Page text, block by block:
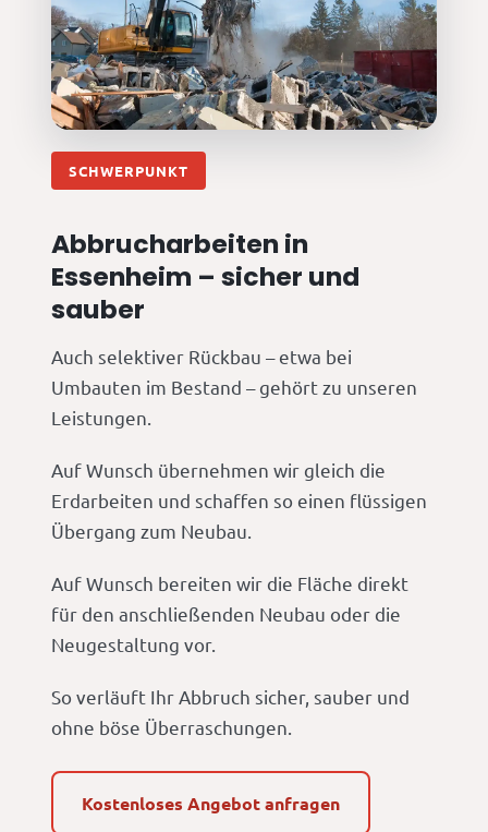
SCHWERPUNKT
Abbrucharbeiten in
Essenheim – sicher und
sauber
Auch selektiver Rückbau – etwa bei
Umbauten im Bestand – gehört zu unseren
Leistungen.
Auf Wunsch übernehmen wir gleich die
Erdarbeiten und schaffen so einen flüssigen
Übergang zum Neubau.
Auf Wunsch bereiten wir die Fläche direkt
für den anschließenden Neubau oder die
Neugestaltung vor.
So verläuft Ihr Abbruch sicher, sauber und
ohne böse Überraschungen.
Kostenloses Angebot anfragen